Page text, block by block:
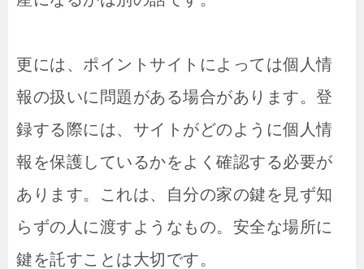
更には、ポイントサイトによっては個人情
報の扱いに問題がある場合があります。登
録する際には、サイトがどのように個人情
報を保護しているかをよく確認する必要が
あります。これは、自分の家の鍵を見ず知
らずの人に渡すようなもの。安全な場所に
鍵を託すことは大切です。